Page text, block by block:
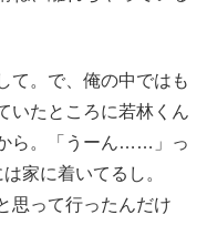
て。で、俺の中ではも
たところに若林くん
ら。「うーん……」っ
家に着いてるし。
思って行ったんだけ